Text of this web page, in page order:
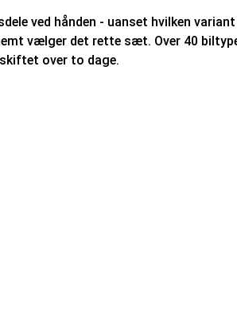
ved hånden - uanset hvilken
vælger det rette sæt. Over 40
over to dage.